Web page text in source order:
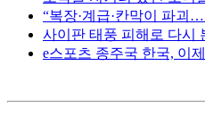
“복장·계급·칸막이 파괴
사이판 태풍 피해로 다시
e스포츠 종주국 한국, 이